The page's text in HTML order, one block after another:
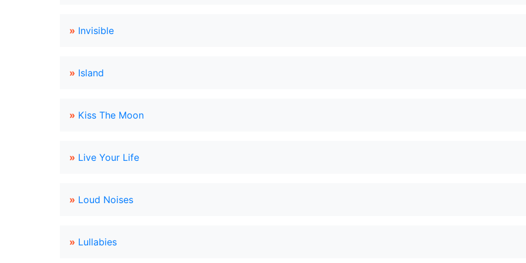
» Invisible
» Island
» Kiss The Moon
» Live Your Life
» Loud Noises
» Lullabies